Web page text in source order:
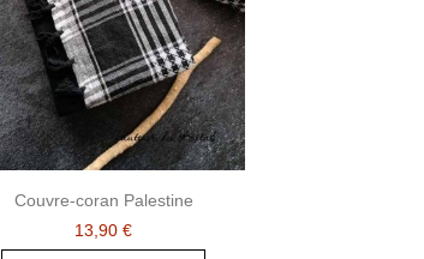
Couvre-coran Palestine
13,90 €